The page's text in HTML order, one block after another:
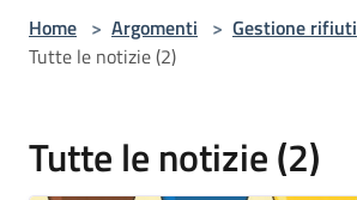
Home > Argomenti > Gestione rifiuti
Tutte le notizie (2)
Tutte le notizie (2)